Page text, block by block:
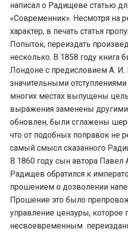
написал о Радищеве статью
«Современник». Несмотря на
характер, в печать статья
Попыток, переиздать
несколько. В 1858 году книга
Лондоне с предисловием А. И.
значительными
многих местах выпущены
выражения заменены
обновлен, были сглажены
что от подобных поправок не
самый смысл сказанного
В 1860 году сын автора Павел
Радищев обратился к
прошением о дозволении
Прошение это было
управление цензуры, которое
несвоевременным